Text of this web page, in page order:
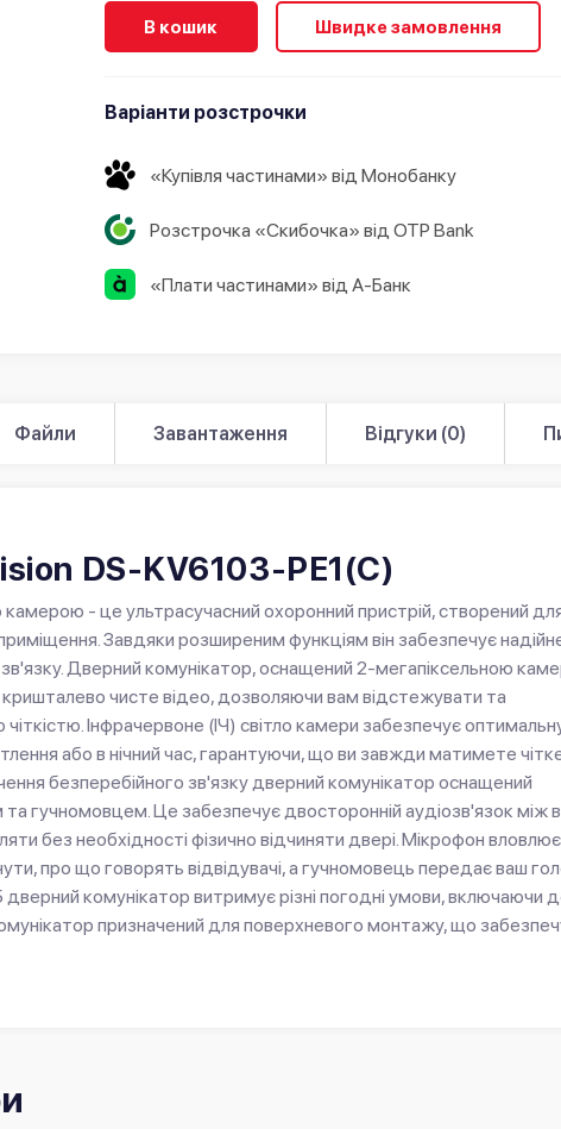
В кошик Швидке замовлення
Варіанти розстрочки
«Купівля частинами» від Монобанку
Розстрочка «Скибочка» від OTP Bank
«Плати частинами» від А-Банк
Файли Завантаження Відгуки (0)
DS-KV6103-PE1(С)
- це ультрасучасний охоронний пристрій, створений
Завдяки розширеним функціям він забезпечує
Дверний комунікатор, оснащений 2-мегапіксельною
кришталево чисте відео, дозволяючи вам відстежувати та
чіткістю. Інфрачервоне (ІЧ) світло камери забезпечує
або в нічний час, гарантуючи, що ви завжди матимете
безперебійного зв'язку дверний комунікатор оснащений
гучномовцем. Це забезпечує двосторонній аудіозв'язок між
без необхідності фізично відчиняти двері. Мікрофон
про що говорять відвідувачі, а гучномовець передає ваш
комунікатор витримує різні погодні умови, включаючи
призначений для поверхневого монтажу, що